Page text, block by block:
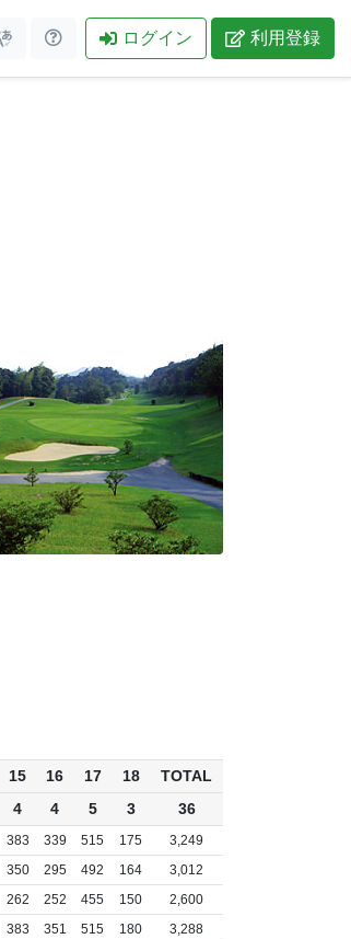
ログイン 利用登録
15 16 17 18
TOTAL
4 4 5 3 36
383 339 515 175
3,249
350 295 492 164
3,012
262 252 455 150
2,600
383 351 515 180
3,288